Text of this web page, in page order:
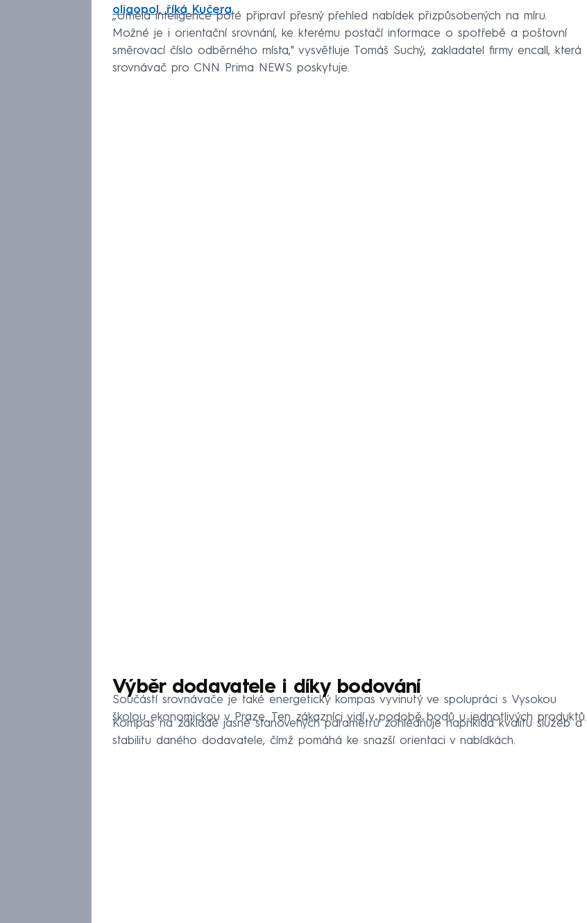
oligopol, říká Kučera
„Umělá inteligence poté připraví přesný přehled nabídek přizpůsobených na míru.
Možné je i orientační srovnání, ke kterému postačí informace o spotřebě a poštovní
směrovací číslo odběrného místa," vysvětluje Tomáš Suchý, zakladatel firmy encall, která
srovnávač pro CNN Prima NEWS poskytuje.
Výběr dodavatele i díky bodování
Součástí srovnávače je také energetický kompas vyvinutý ve spolupráci s Vysokou
školou ekonomickou v Praze. Ten zákazníci vidí v podobě bodů u jednotlivých produktů.
Kompas na základě jasně stanovených parametrů zohledňuje například kvalitu služeb a
stabilitu daného dodavatele, čímž pomáhá ke snazší orientaci v nabídkách.